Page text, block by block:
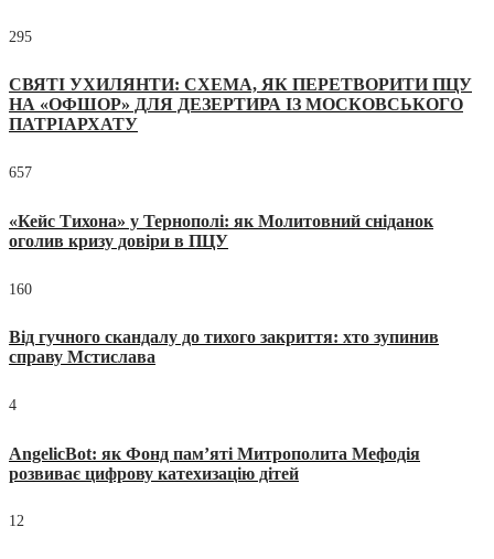
295
СВЯТІ УХИЛЯНТИ: СХЕМА, ЯК ПЕРЕТВОРИТИ ПЦУ
НА «ОФШОР» ДЛЯ ДЕЗЕРТИРА ІЗ МОСКОВСЬКОГО
ПАТРІАРХАТУ
657
«Кейс Тихона» у Тернополі: як Молитовний сніданок
оголив кризу довіри в ПЦУ
160
Від гучного скандалу до тихого закриття: хто зупинив
справу Мстислава
4
AngelicBot: як Фонд пам’яті Митрополита Мефодія
розвиває цифрову катехизацію дітей
12